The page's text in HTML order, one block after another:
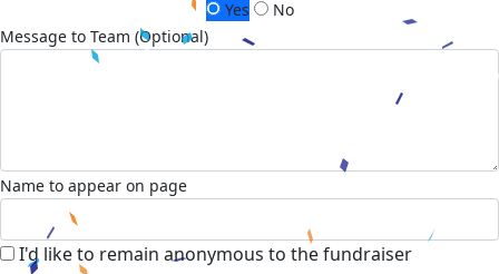
Yes
No
Message to Team (Optional)
Name to appear on page
I'd like to remain anonymous to the fundraiser